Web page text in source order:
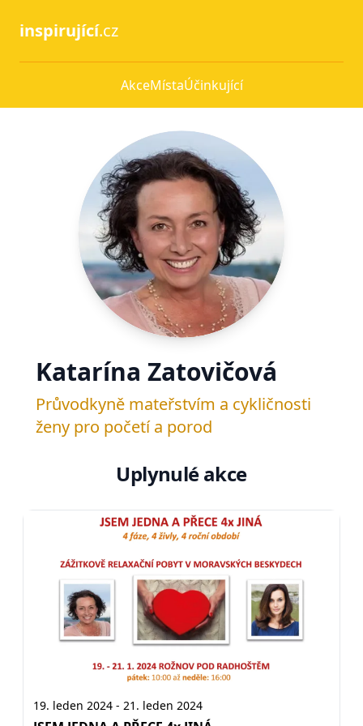
inspirující.cz
AkceMístaÚčinkující
Katarína Zatovičová
Průvodkyně mateřstvím a cykličnosti
ženy pro početí a porod
Uplynulé akce
19. leden 2024 - 21. leden 2024